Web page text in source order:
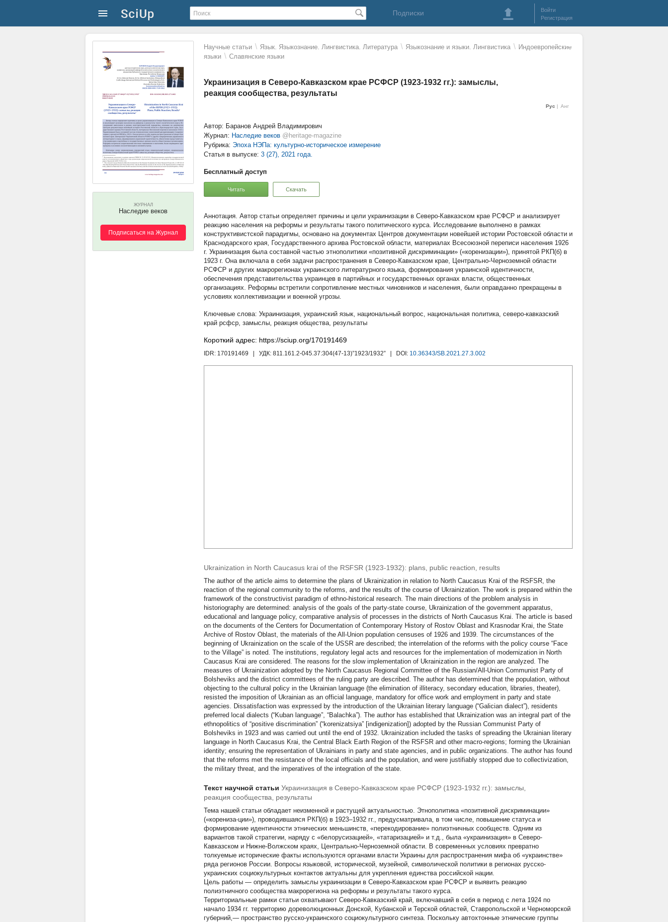
Подписки
Войти
Регистрация
Научные статьи \ Язык. Языкознание. Лингвистика. Литература \ Языкознание и языки. Лингвистика \ Индоевропейские
языки \ Славянские языки
Украинизация в Северо-Кавказском крае РСФСР (1923-1932 гг.): замыслы,
реакция сообщества, результаты
Рус Анг
ЖУРНАЛ
Наследие веков
Подписаться на Журнал
Автор: Баранов Андрей Владимирович
Журнал: Наследие веков @heritage-magazine
Рубрика: Эпоха НЭПа: культурно-историческое измерение
Статья в выпуске: 3 (27), 2021 года.
Бесплатный доступ
Читать Скачать
Автор статьи определяет причины и цели украинизации в Северо-Кавказском крае РСФСР и анализирует
реакцию населения на реформы и результаты такого политического курса. Исследование выполнено в рамках
конструктивистской парадигмы, основано на документах Центров документации новейшей истории Ростовской области и
Краснодарского края, Государственного архива Ростовской области, материалах Всесоюзной переписи населения 1926
г. Украинизация была составной частью этнополитики «позитивной дискриминации» («коренизации»), принятой РКП(б) в
1923 г. Она включала в себя задачи распространения в Северо-Кавказском крае, Центрально-Черноземной области
РСФСР и других макрорегионах украинского литературного языка, формирования украинской идентичности,
обеспечения представительства украинцев в партийных и государственных органах власти, общественных
организациях. Реформы встретили сопротивление местных чиновников и населения, были оправданно прекращены в
условиях коллективизации и военной угрозы.
Украинизация, украинский язык, национальный вопрос, национальная политика, северо-кавказский
край рсфср, замыслы, реакция общества, результаты
Короткий адрес: https://sciup.org/170191469
IDR: 170191469 | УДК: 811.161.2-045.37:304(47-13)”1923/1932” | DOI: 10.36343/SB.2021.27.3.002
Ukrainization in North Caucasus krai of the RSFSR (1923-1932): plans, public reaction, results
The author of the article aims to determine the plans of Ukrainization in relation to North Caucasus Krai of the RSFSR, the
reaction of the regional community to the reforms, and the results of the course of Ukrainization. The work is prepared within the
framework of the constructivist paradigm of ethno-historical research. The main directions of the problem analysis in
historiography are determined: analysis of the goals of the party-state course, Ukrainization of the government apparatus,
educational and language policy, comparative analysis of processes in the districts of North Caucasus Krai. The article is based
on the documents of the Centers for Documentation of Contemporary History of Rostov Oblast and Krasnodar Krai, the State
Archive of Rostov Oblast, the materials of the All-Union population censuses of 1926 and 1939. The circumstances of the
beginning of Ukrainization on the scale of the USSR are described; the interrelation of the reforms with the policy course “Face
to the Village” is noted. The institutions, regulatory legal acts and resources for the implementation of modernization in North
Caucasus Krai are considered. The reasons for the slow implementation of Ukrainization in the region are analyzed. The
measures of Ukrainization adopted by the North Caucasus Regional Committee of the Russian/All-Union Communist Party of
Bolsheviks and the district committees of the ruling party are described. The author has determined that the population, without
objecting to the cultural policy in the Ukrainian language (the elimination of illiteracy, secondary education, libraries, theater),
resisted the imposition of Ukrainian as an official language, mandatory for office work and employment in party and state
agencies. Dissatisfaction was expressed by the introduction of the Ukrainian literary language (“Galician dialect”), residents
preferred local dialects (“Kuban language”, “Balachka”). The author has established that Ukrainization was an integral part of the
ethnopolitics of “positive discrimination” (“korenizatsiya” [indigenization]) adopted by the Russian Communist Party of
Bolsheviks in 1923 and was carried out until the end of 1932. Ukrainization included the tasks of spreading the Ukrainian literary
language in North Caucasus Krai, the Central Black Earth Region of the RSFSR and other macro-regions; forming the Ukrainian
identity; ensuring the representation of Ukrainians in party and state agencies, and in public organizations. The author has found
that the reforms met the resistance of the local officials and the population, and were justifiably stopped due to collectivization,
the military threat, and the imperatives of the integration of the state.
Текст научной статьи Украинизация в Северо-Кавказском крае РСФСР (1923-1932 гг.): замыслы,
реакция сообщества, результаты
Тема нашей статьи обладает неизменной и растущей актуальностью. Этнополитика «позитивной дискриминации»
(«корениза-ции»), проводившаяся РКП(б) в 1923–1932 гг., предусматривала, в том числе, повышение статуса и
формирование идентичности этнических меньшинств, «перекодирование» полиэтничных сообществ. Одним из
вариантов такой стратегии, наряду с «белорусизацией», «татаризацией» и т.д., была «украинизация» в Северо-
Кавказском и Нижне-Волжском краях, Центрально-Черноземной области. В современных условиях превратно
толкуемые исторические факты используются органами власти Украины для распространения мифа об «украинстве»
ряда регионов России. Вопросы языковой, исторической, музейной, символической политики в регионах русско-
украинских социокультурных контактов актуальны для укрепления единства российской нации.
Цель работы — определить замыслы украинизации в Северо-Кавказском крае РСФСР и выявить реакцию
полиэтничного сообщества макрорегиона на реформы и результаты такого курса.
Территориальные рамки статьи охватывают Северо-Кавказский край, включавший в себя в период с лета 1924 по
начало 1934 гг. территорию дореволюционных Донской, Кубанской и Терской областей, Ставропольской и Черноморской
губерний,— пространство русско-украинского социокультурного синтеза. Поскольку автохтонные этнические группы